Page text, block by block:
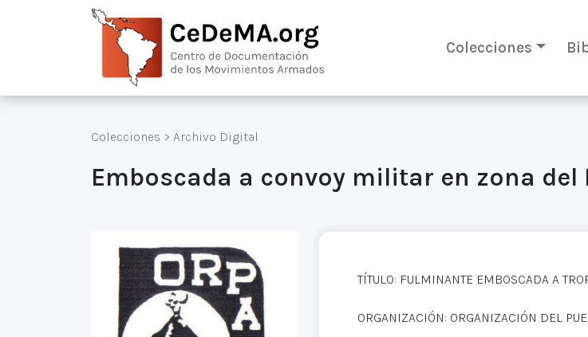
Colecciones
Colecciones > Archivo Digital
Emboscada a convoy militar en zona del
TÍTULO: FULMINANTE EMBOSCADA A
ORGANIZACIÓN: ORGANIZACIÓN DEL